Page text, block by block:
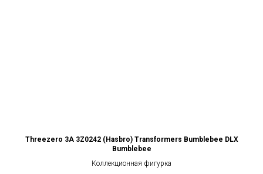
Threezero 3A 3Z0242 (Hasbro) Transformers Bumblebee DLX
Bumblebee
Коллекционная фигурка